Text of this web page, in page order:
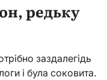
редьку
заздалегідь
і була соковита.